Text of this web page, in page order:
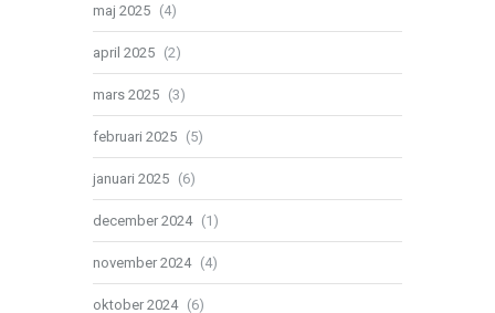
maj 2025 (4)
april 2025 (2)
mars 2025 (3)
februari 2025 (5)
januari 2025 (6)
december 2024 (1)
november 2024 (4)
oktober 2024 (6)